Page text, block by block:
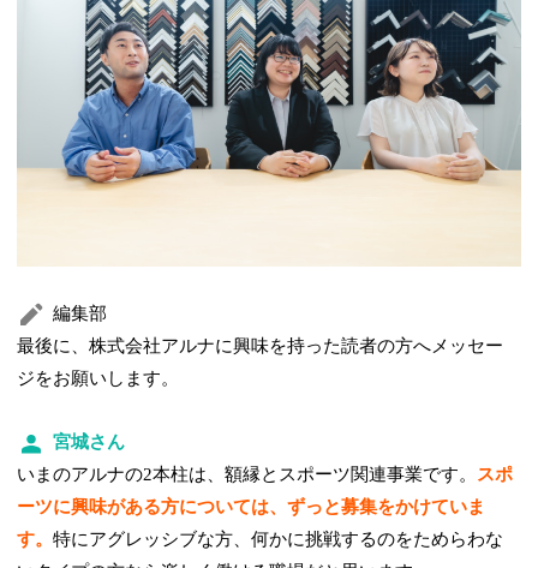
編集部
最後に、株式会社アルナに興味を持った読者の方へメッセー
ジをお願いします。
宮城さん
いまのアルナの2本柱は、額縁とスポーツ関連事業です。 スポ
ーツに興味がある方については、ずっと募集をかけていま
す。特にアグレッシブな方、何かに挑戦するのをためらわな